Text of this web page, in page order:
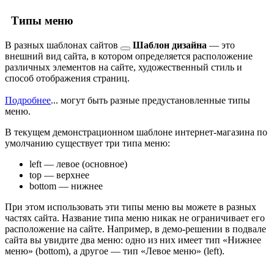
Типы меню
В разных шаблонах сайтов Шаблон дизайна — это
внешний вид сайта, в котором определяется расположение
различных элементов на сайте, художественный стиль и
способ отображения страниц.
Подробнее... могут быть разные предустановленные типы
меню.
В текущем демонстрационном шаблоне интернет-магазина по
умолчанию существует три типа меню:
left — левое (основное)
top — верхнее
bottom — нижнее
При этом использовать эти типы меню вы можете в разных
частях сайта. Название типа меню никак не ограничивает его
расположение на сайте. Например, в демо-решении в подвале
сайта вы увидите два меню: одно из них имеет тип «Нижнее
меню» (bottom), а другое — тип «Левое меню» (left).